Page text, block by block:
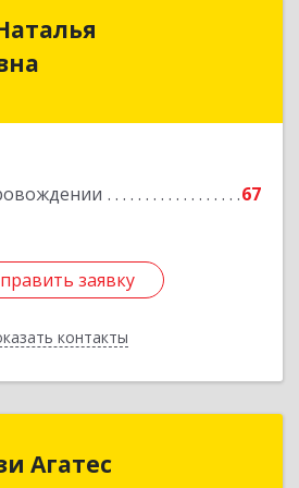
67
заявку
контакты
Охременко Наталья
заявку
Назад
Агатес